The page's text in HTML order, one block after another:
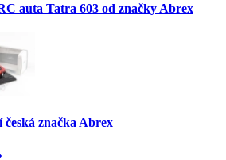
auta Tatra 603 od značky Abrex
česká značka Abrex